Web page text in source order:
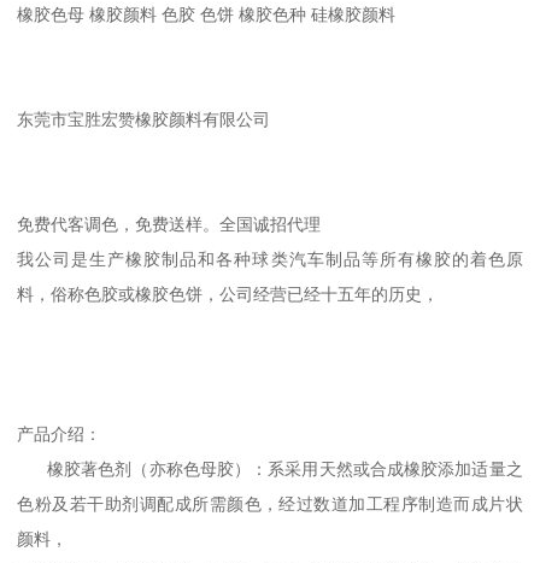
橡胶色母 橡胶颜料 色胶 色饼 橡胶色种 硅橡胶颜料
东莞市宝胜宏赞橡胶颜料有限公司
免费代客调色，免费送样。全国诚招代理
我公司是生产橡胶制品和各种球类汽车制品等所有橡胶的着色原
料，俗称色胶或橡胶色饼，公司经营已经十五年的历史，
产品介绍：
橡胶著色剂（亦称色母胶）：系采用天然或合成橡胶添加适量之
色粉及若干助剂调配成所需颜色，经过数道加工程序制造而成片状
颜料，